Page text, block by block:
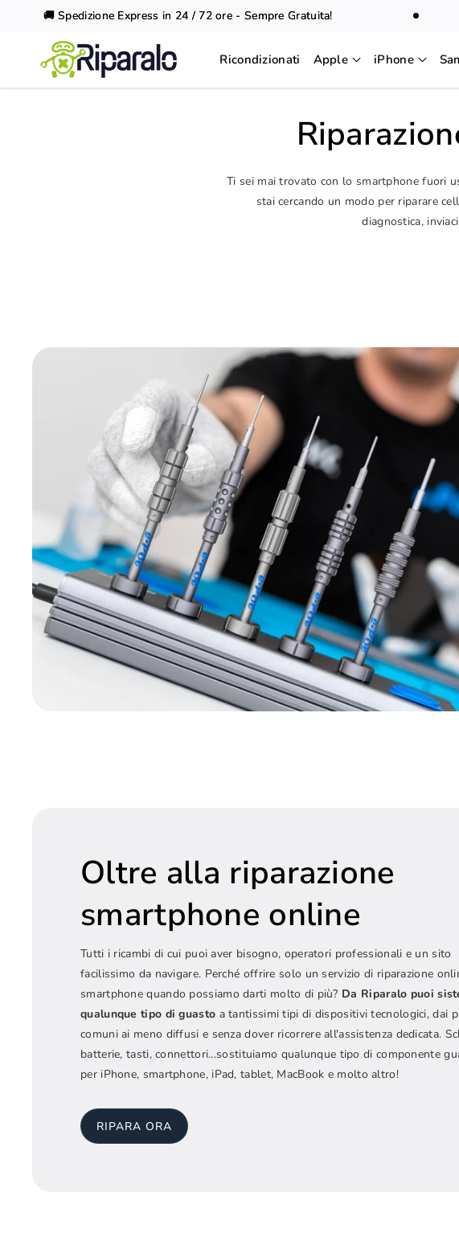
Vai al
contenuto
🚚 Spedizione Express in 24 / 72 ore - Sempre Gratuita!
Ricondizionati Apple iPhone
Ti sei mai trovato con lo smartphone fuori
stai cercando un modo per riparare
diagnostica,
Oltre alla riparazione
smartphone online
Tutti i ricambi di cui puoi aver bisogno, operatori professionali e un sito
facilissimo da navigare. Perché offrire solo un servizio di riparazione
smartphone quando possiamo darti molto di più? Da Riparalo puoi
qualunque tipo di guasto a tantissimi tipi di dispositivi tecnologici, dai
comuni ai meno diffusi e senza dover ricorrere all'assistenza dedicata.
batterie, tasti, connettori...sostituiamo qualunque tipo di componente
per iPhone, smartphone, iPad, tablet, MacBook e molto altro!
RIPARA ORA